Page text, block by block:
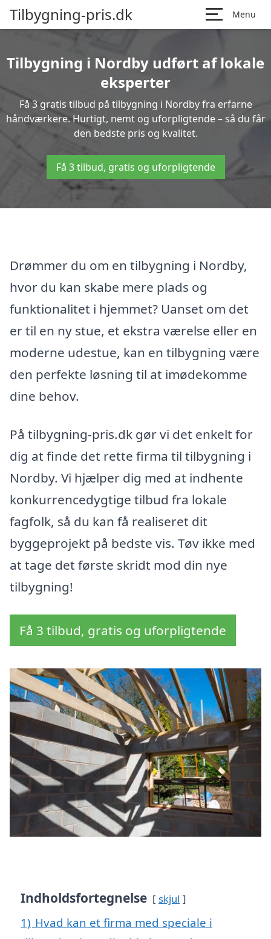
Tilbygning-pris.dk Menu
Tilbygning i Nordby udført af lokale
eksperter
Få 3 gratis tilbud på tilbygning i Nordby fra erfarne
håndværkere. Hurtigt, nemt og uforpligtende – så du får
den bedste pris og kvalitet.
Få 3 tilbud, gratis og uforpligtende
Drømmer du om en tilbygning i Nordby,
hvor du kan skabe mere plads og
funktionalitet i hjemmet? Uanset om det
er til en ny stue, et ekstra værelse eller en
moderne udestue, kan en tilbygning være
den perfekte løsning til at imødekomme
dine behov.
På tilbygning-pris.dk gør vi det enkelt for
dig at finde det rette firma til tilbygning i
Nordby. Vi hjælper dig med at indhente
konkurrencedygtige tilbud fra lokale
fagfolk, så du kan få realiseret dit
byggeprojekt på bedste vis. Tøv ikke med
at tage det første skridt mod din nye
tilbygning!
Få 3 tilbud, gratis og uforpligtende
Indholdsfortegnelse skjul
1) Hvad kan et firma med speciale i